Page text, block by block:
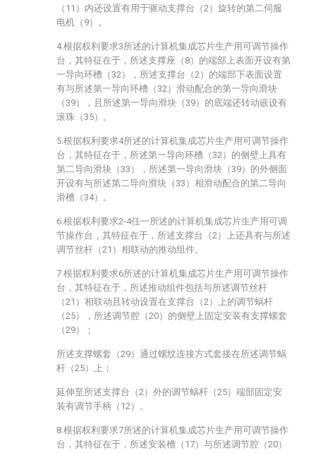
（11）内还设置有用于驱动支撑台（2）旋转的第二伺服
电机（9）。
4.根据权利要求3所述的计算机集成芯片生产用可调节操作
台，其特征在于，所述支撑座（8）的端部上表面开设有第
一导向环槽（32），所述支撑台（2）的端部下表面设置
有与所述第一导向环槽（32）滑动配合的第一导向滑块
（39），且所述第一导向滑块（39）的底端还转动嵌设有
滚珠（35）。
5.根据权利要求4所述的计算机集成芯片生产用可调节操作
台，其特征在于，所述第一导向环槽（32）的侧壁上具有
第二导向滑块（33），所述第一导向滑块（39）的外侧面
开设有与所述第二导向滑块（33）相滑动配合的第二导向
滑槽（34）。
6.根据权利要求2-4任一所述的计算机集成芯片生产用可调
节操作台，其特征在于，所述支撑台（2）上还具有与所述
调节丝杆（21）相联动的推动组件。
7.根据权利要求6所述的计算机集成芯片生产用可调节操作
台，其特征在于，所述推动组件包括与所述调节丝杆
（21）相联动且转动设置在支撑台（2）上的调节蜗杆
（25），所述调节腔（20）的侧壁上固定安装有支撑螺套
（29）；
所述支撑螺套（29）通过螺纹连接方式套接在所述调节蜗
杆（25）上；
延伸至所述支撑台（2）外的调节蜗杆（25）端部固定安
装有调节手柄（12）。
8.根据权利要求7所述的计算机集成芯片生产用可调节操作
台，其特征在于，所述安装槽（17）与所述调节腔（20）